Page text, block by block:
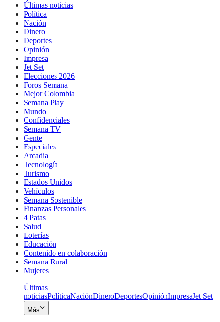
Últimas noticias
Política
Nación
Dinero
Deportes
Opinión
Impresa
Jet Set
Elecciones 2026
Foros Semana
Mejor Colombia
Semana Play
Mundo
Confidenciales
Semana TV
Gente
Especiales
Arcadia
Tecnología
Turismo
Estados Unidos
Vehículos
Semana Sostenible
Finanzas Personales
4 Patas
Salud
Loterías
Educación
Contenido en colaboración
Semana Rural
Mujeres
Últimas
noticiasPolíticaNaciónDineroDeportesOpiniónImpresaJet Set
Más